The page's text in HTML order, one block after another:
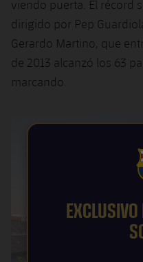
Clasificaciones
Voleibol masculino
Voleibol femenino
Apúntate a las
Carnet de las
PLUSICON
MÁS
League of Legends
VALORANT Rising
viendo puerta. El récord
dirigido por Pep
Gerardo Martino, que
de 2013 alcanzó los 63
marcando.